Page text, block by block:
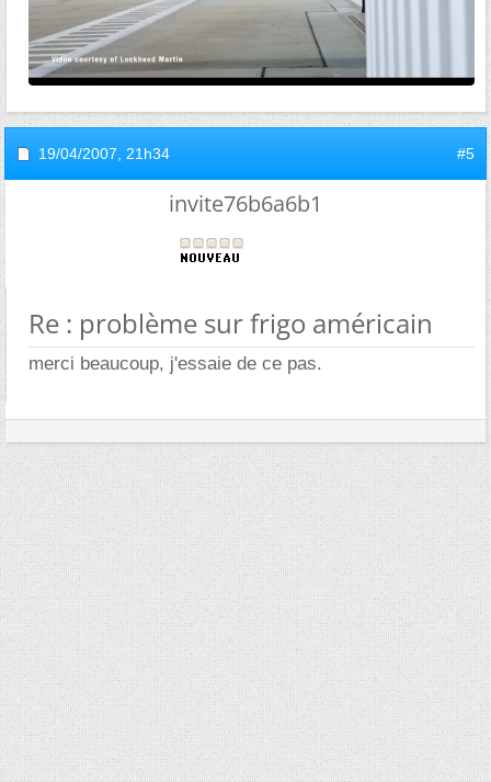
19/04/2007, 21h34 #5
invite76b6a6b1
Re : problème sur frigo américain
merci beaucoup, j'essaie de ce pas.